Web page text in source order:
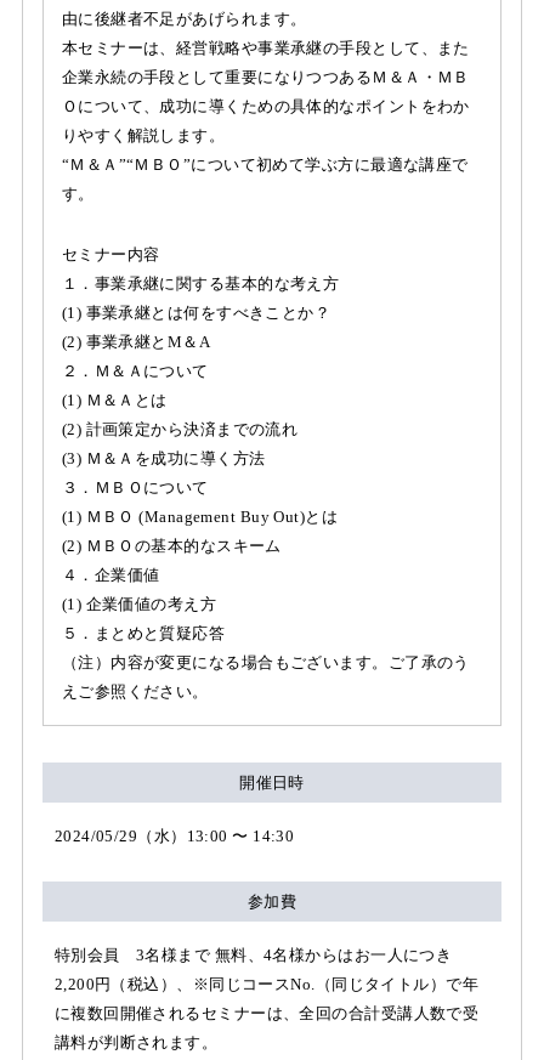
由に後継者不足があげられます。
本セミナーは、経営戦略や事業承継の手段として、また
企業永続の手段として重要になりつつあるＭ＆Ａ・ＭＢ
Ｏについて、成功に導くための具体的なポイントをわか
りやすく解説します。
“Ｍ＆Ａ”“ＭＢＯ”について初めて学ぶ方に最適な講座で
す。
セミナー内容
１．事業承継に関する基本的な考え方
(1) 事業承継とは何をすべきことか？
(2) 事業承継とM＆A
２．Ｍ＆Ａについて
(1) Ｍ＆Ａとは
(2) 計画策定から決済までの流れ
(3) Ｍ＆Ａを成功に導く方法
３．ＭＢＯについて
(1) ＭＢＯ (Management Buy Out)とは
(2) ＭＢＯの基本的なスキーム
４．企業価値
(1) 企業価値の考え方
５．まとめと質疑応答
（注）内容が変更になる場合もございます。ご了承のう
えご参照ください。
開催日時
2024/05/29（水）13:00 〜 14:30
参加費
特別会員 3名様まで 無料、4名様からはお一人につき
2,200円（税込）、※同じコースNo.（同じタイトル）で年
に複数回開催されるセミナーは、全回の合計受講人数で受
講料が判断されます。